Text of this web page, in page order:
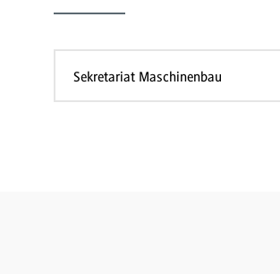
Sekretariat Maschinenbau